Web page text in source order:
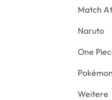
Match
Naruto
One
Pokémon
Weitere